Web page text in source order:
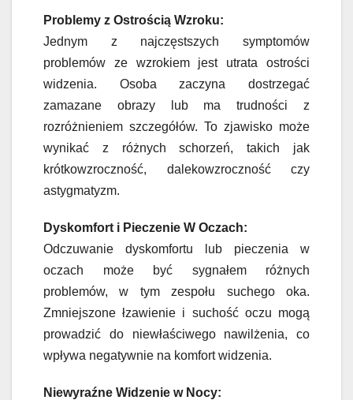
Problemy z Ostrością Wzroku:
Jednym z najczęstszych symptomów
problemów ze wzrokiem jest utrata ostrości
widzenia. Osoba zaczyna dostrzegać
zamazane obrazy lub ma trudności z
rozróżnieniem szczegółów. To zjawisko może
wynikać z różnych schorzeń, takich jak
krótkowzroczność, dalekowzroczność czy
astygmatyzm.
Dyskomfort i Pieczenie W Oczach:
Odczuwanie dyskomfortu lub pieczenia w
oczach może być sygnałem różnych
problemów, w tym zespołu suchego oka.
Zmniejszone łzawienie i suchość oczu mogą
prowadzić do niewłaściwego nawilżenia, co
wpływa negatywnie na komfort widzenia.
Niewyraźne Widzenie w Nocy: